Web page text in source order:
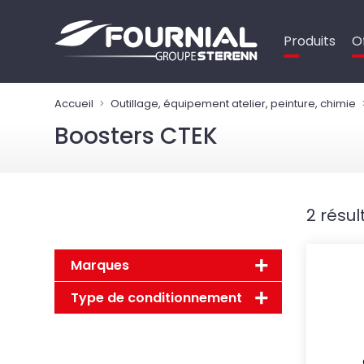
Produits
Accueil Outillage, équipement atelier, peinture, chimie
Boosters CTEK
Marques
Type de conditionnement
2